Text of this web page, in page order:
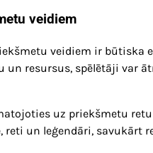
veidiem
veidiem ir būtiska
un resursus, spēlētāji var
uz priekšmetu
un leģendāri, savukārt